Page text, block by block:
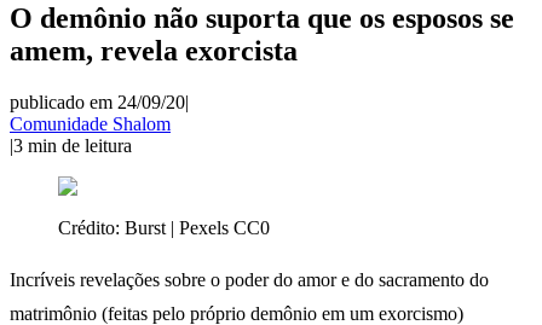
O demônio não suporta que os esposos se
amem, revela exorcista
publicado em 24/09/20|
Comunidade Shalom
|3 min de leitura
Crédito: Burst | Pexels CC0
Incríveis revelações sobre o poder do amor e do sacramento do
matrimônio (feitas pelo próprio demônio em um exorcismo)